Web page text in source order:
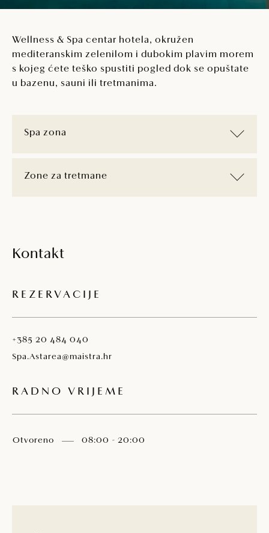
Wellness & Spa centar hotela, okružen
mediteranskim zelenilom i dubokim plavim morem
s kojeg ćete teško spustiti pogled dok se opuštate
u bazenu, sauni ili tretmanima.
Spa zona
Zone za tretmane
Kontakt
REZERVACIJE
+385 20 484 040
Spa.Astarea@maistra.hr
RADNO VRIJEME
Otvoreno 08:00 - 20:00